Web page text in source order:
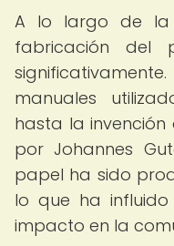
A lo largo de la
fabricación del
manuales
hasta la
por Johannes
papel ha sido
lo que ha
impacto en la